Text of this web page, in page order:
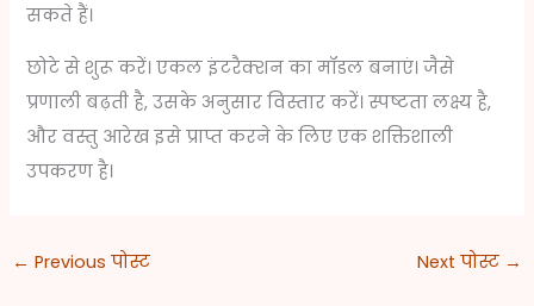
सकते हैं।
छोटे से शुरू करें। एकल इंटरैक्शन का मॉडल बनाएं। जैसे
प्रणाली बढ़ती है, उसके अनुसार विस्तार करें। स्पष्टता लक्ष्य है,
और वस्तु आरेख इसे प्राप्त करने के लिए एक शक्तिशाली
उपकरण है।
← Previous पोस्ट Next पोस्ट →